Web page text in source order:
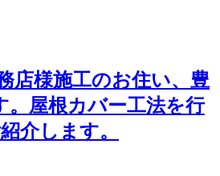
店様施工のお住い、豊
。屋根カバー工法を行
介します。